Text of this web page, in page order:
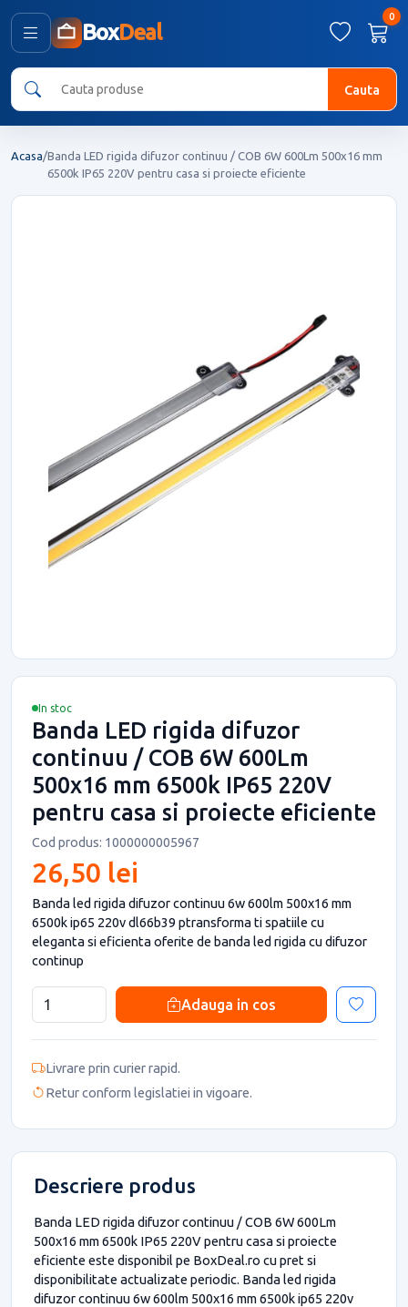
BoxDeal
0
Cauta
Acasa/Banda LED rigida difuzor continuu / COB 6W 600Lm 500x16 mm
6500k IP65 220V pentru casa si proiecte eficiente
In stoc
Banda LED rigida difuzor
continuu / COB 6W 600Lm
500x16 mm 6500k IP65 220V
pentru casa si proiecte eficiente
Cod produs: 1000000005967
26,50 lei
Banda led rigida difuzor continuu 6w 600lm 500x16 mm
6500k ip65 220v dl66b39 ptransforma ti spatiile cu
eleganta si eficienta oferite de banda led rigida cu difuzor
continup
Adauga in cos
Livrare prin curier rapid.
Retur conform legislatiei in vigoare.
Descriere produs
Banda LED rigida difuzor continuu / COB 6W 600Lm
500x16 mm 6500k IP65 220V pentru casa si proiecte
eficiente este disponibil pe BoxDeal.ro cu pret si
disponibilitate actualizate periodic. Banda led rigida
difuzor continuu 6w 600lm 500x16 mm 6500k ip65 220v